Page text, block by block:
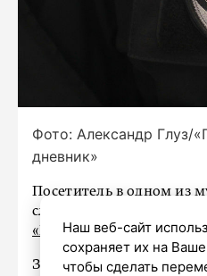
Фото: Александр Глуз/
дневник»
Посетитель в одном из
слиток золота и
«Бриф24».
Задание квеста в
Наш веб-сайт
сохраняет их на
чтобы сделать